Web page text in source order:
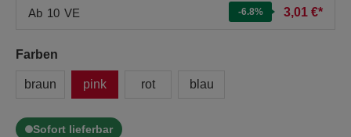
Ab 10 VE -6.8% 3,01 €*
Farben
braun pink rot blau
Sofort lieferbar